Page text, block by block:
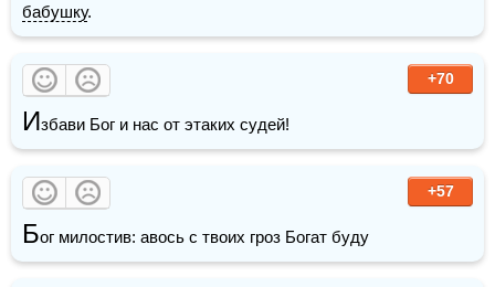
бабушку.
+70
Избави Бог и нас от этаких судей!
+57
Бог милостив: авось с твоих гроз Богат буду